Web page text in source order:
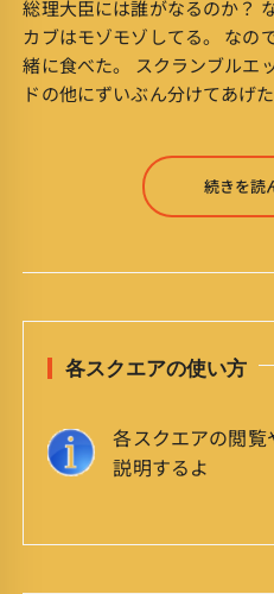
総理大臣には誰がなるのか？
カブはモゾモゾしてる。 なの
緒に食べた。 スクランブルエ
ドの他にずいぶん分けてあげた
続きを読
各スクエアの使い方
各スクエアの閲覧
説明するよ